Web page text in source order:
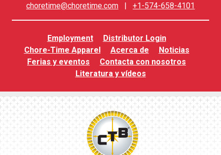
choretime@choretime.com | +1-574-658-4101
Employment
Distributor Login
Chore-Time Apparel
Acerca de
Noticias
Ferias y eventos
Contacta con nosotros
Literatura y vídeos